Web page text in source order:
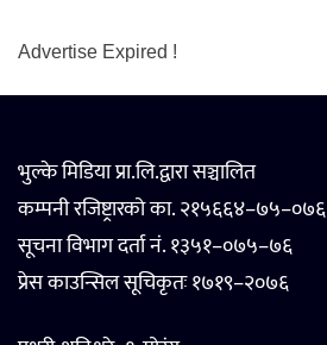
Advertise Expired !
भुल्के मिडिया प्रा.लि.द्वारा सञ्चालित
कम्पनी रजिष्ट्रारको का. २१५६६४–७५–०७६
सूचना विभाग दर्ता नं. १३५१–०७५–७६
प्रेस काउन्सिल सूचिकृतः १७१९–२०७६